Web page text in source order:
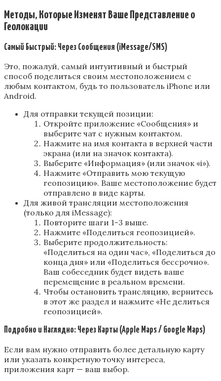
Методы, Которые Изменят Ваше Представление о
Геолокации
Самый Быстрый: Через Сообщения (iMessage/SMS)
Это, пожалуй, самый интуитивный и быстрый
способ поделиться своим местоположением с
любым контактом, будь то пользователь iPhone или
Android.
Для отправки текущей позиции:
Откройте приложение «Сообщения» и
выберите чат с нужным контактом.
Нажмите на имя контакта в верхней части
экрана (или на значок контакта).
Выберите «Информация» (или значок «i»).
Нажмите «Отправить мою текущую
геопозицию». Ваше местоположение будет
отправлено в виде карты.
Для живой трансляции местоположения
(только для iMessage):
Повторите шаги 1-3 выше.
Нажмите «Поделиться геопозицией».
Выберите продолжительность:
«Поделиться на один час», «Поделиться до
конца дня» или «Поделиться бессрочно».
Ваш собеседник будет видеть ваше
перемещение в реальном времени.
Чтобы остановить трансляцию, вернитесь
в этот же раздел и нажмите «Не делиться
геопозицией».
Подробно и Наглядно: Через Карты (Apple Maps / Google Maps)
Если вам нужно отправить более детальную карту
или указать конкретную точку интереса,
приложения карт — ваш выбор.